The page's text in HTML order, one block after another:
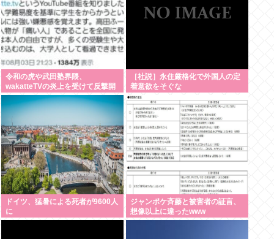
令和の虎や武田塾界隈、
wakatteTVの炎上を受けて反撃開
始
［社説］永住厳格化で外国人の定
着意欲をそぐな
ドイツ、猛暑による死者が9600人
に
ジャンポケ斉藤と被害者の証言、
想像以上に違ったwww